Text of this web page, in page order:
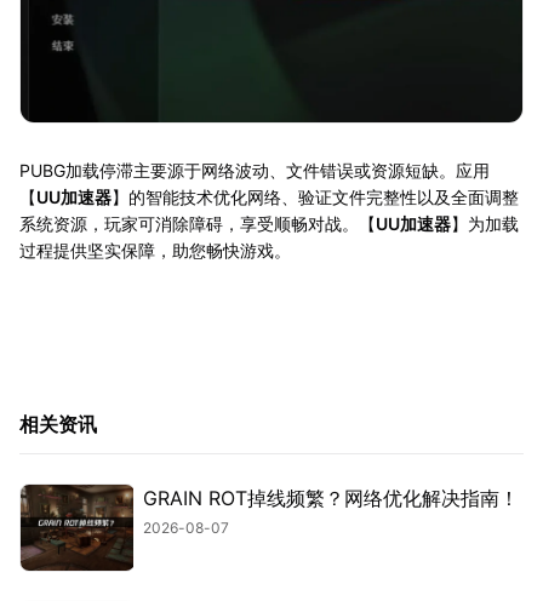
PUBG加载停滞主要源于网络波动、文件错误或资源短缺。应用
【UU加速器】的智能技术优化网络、验证文件完整性以及全面调整
系统资源，玩家可消除障碍，享受顺畅对战。【UU加速器】为加载
过程提供坚实保障，助您畅快游戏。
相关资讯
GRAIN ROT掉线频繁？网络优化解决指南！
2026-08-07